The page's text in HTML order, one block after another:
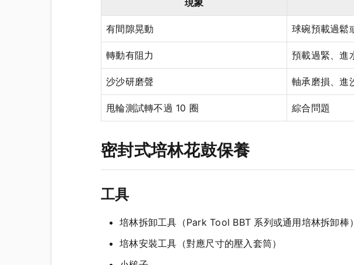
有間隙晃動 球碗預載過鬆
轉動有阻力 預載過緊、進
沙沙研磨聲 軸承磨損、進
甩輪測試轉不過 10 圈 綜合問題
密封式培林花鼓保養
工具
培林拆卸工具（Park Tool BBT 系列或通用培林拆卸棒）
培林安裝工具（對應尺寸的壓入套筒）